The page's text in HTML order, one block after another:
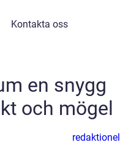
Kontakta oss
en snygg
och mögel
redaktionel